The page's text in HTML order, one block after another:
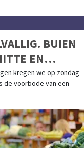
BUIEN
EN
kregen we op zondag
de voorbode van een